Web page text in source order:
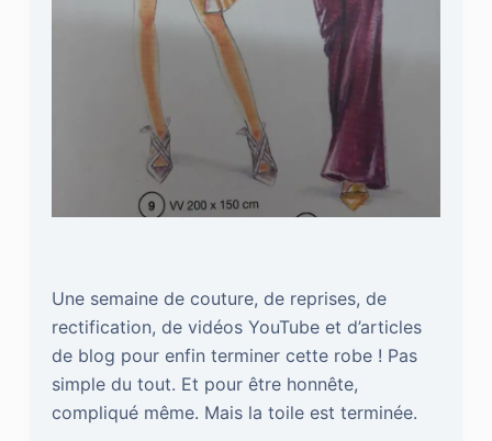
Une semaine de couture, de reprises, de
rectification, de vidéos YouTube et d’articles
de blog pour enfin terminer cette robe ! Pas
simple du tout. Et pour être honnête,
compliqué même. Mais la toile est terminée.